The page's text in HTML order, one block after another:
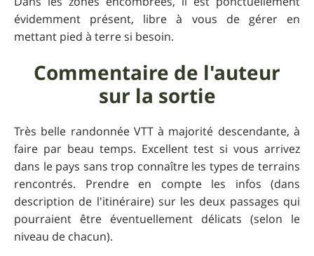
évidemment présent, libre à vous de gérer en
mettant pied à terre si besoin.
Commentaire de l'auteur
sur la sortie
Très belle randonnée VTT à majorité descendante, à
faire par beau temps. Excellent test si vous arrivez
dans le pays sans trop connaître les types de terrains
rencontrés. Prendre en compte les infos (dans
description de l'itinéraire) sur les deux passages qui
pourraient être éventuellement délicats (selon le
niveau de chacun).